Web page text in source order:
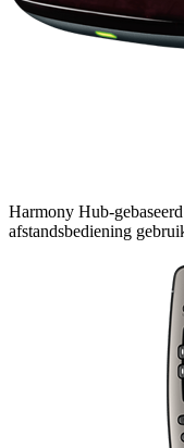
Harmony Hub-gebaseerd
afstandsbediening